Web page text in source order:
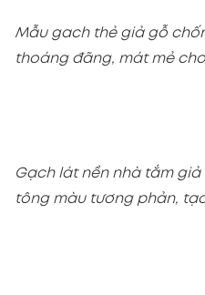
Mẫu gach thẻ giả gỗ
thoáng đãng, mát mẻ
Gạch lát nền nhà tắm
tông màu tương phản,